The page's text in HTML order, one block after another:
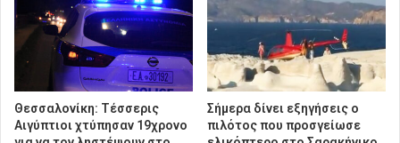
Θεσσαλονίκη: Τέσσερις
Αιγύπτιοι χτύπησαν 19χρονο
Σήμερα δίνει εξηγήσεις ο
πιλότος που προσγείωσε